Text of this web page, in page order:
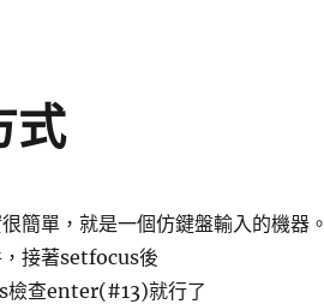
式
簡單，就是一個仿鍵盤輸入的機器。
接著setfocus後
查enter(#13)就行了